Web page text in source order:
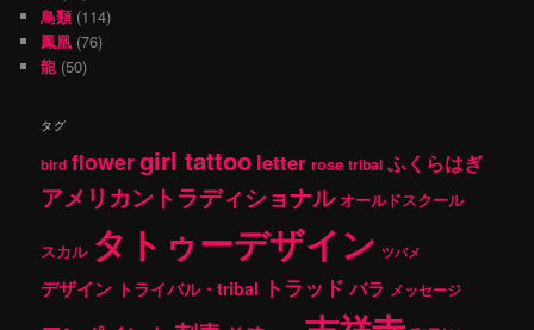
鳥類(114)
鳳凰 (76)
龍 (50)
タグ
bird flowergirl tattoo letter rose tribal ふくらはぎ
アメリカントラディショナル オールドスクール
スカル タトゥーデザイン ツバメ
デザイン トライバル・tribal トラッド バラ メッセージ